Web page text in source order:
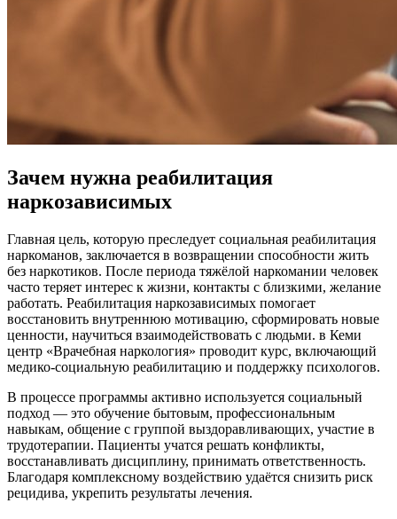
Зачем нужна реабилитация
наркозависимых
Главная цель, которую преследует социальная реабилитация
наркоманов, заключается в возвращении способности жить
без наркотиков. После периода тяжёлой наркомании человек
часто теряет интерес к жизни, контакты с близкими, желание
работать. Реабилитация наркозависимых помогает
восстановить внутреннюю мотивацию, сформировать новые
ценности, научиться взаимодействовать с людьми. в Кеми
центр «Врачебная наркология» проводит курс, включающий
медико-социальную реабилитацию и поддержку психологов.
В процессе программы активно используется социальный
подход — это обучение бытовым, профессиональным
навыкам, общение с группой выздоравливающих, участие в
трудотерапии. Пациенты учатся решать конфликты,
восстанавливать дисциплину, принимать ответственность.
Благодаря комплексному воздействию удаётся снизить риск
рецидива, укрепить результаты лечения.